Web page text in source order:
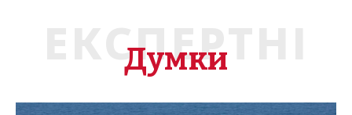
ЕКСПЕРТНІ
Думки